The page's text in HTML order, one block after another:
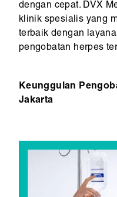
dengan cepat. DVX
klinik spesialis yang
terbaik dengan
pengobatan herpes
Keunggulan
Jakarta